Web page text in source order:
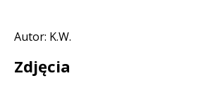
Autor: K.W.
Zdjęcia